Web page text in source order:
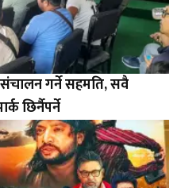
गर्ने सहमति, सवै
छिर्नैपर्ने